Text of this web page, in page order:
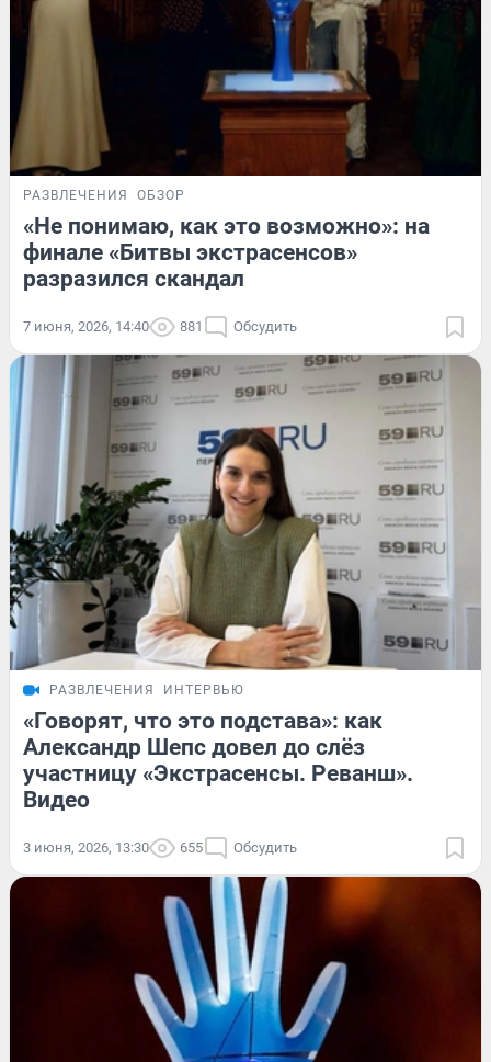
РАЗВЛЕЧЕНИЯ ОБЗОР
«Не понимаю, как это возможно»: на
финале «Битвы экстрасенсов»
разразился скандал
7 июня, 2026, 14:40 881 Обсудить
РАЗВЛЕЧЕНИЯ ИНТЕРВЬЮ
«Говорят, что это подстава»: как
Александр Шепс довел до слёз
участницу «Экстрасенсы. Реванш».
Видео
3 июня, 2026, 13:30 655 Обсудить